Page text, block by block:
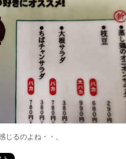
じるのよね・・。